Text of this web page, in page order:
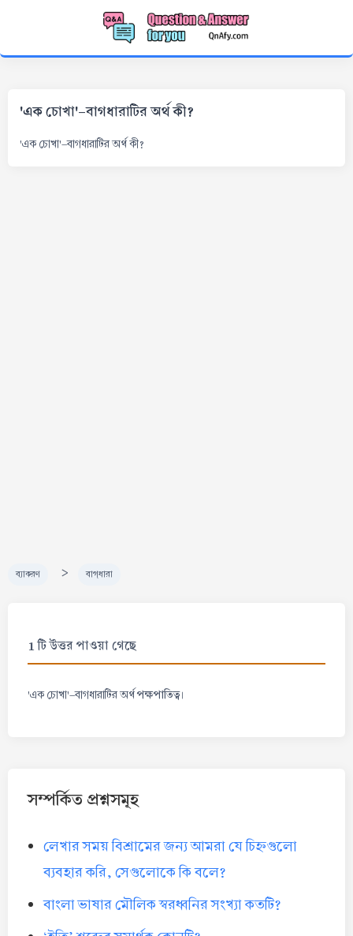
'এক চোখা'-বাগধারাটির অর্থ কী?
'এক চোখা'-বাগধারাটির অর্থ কী?
ব্যাকরণ > বাগ্‌ধারা
1 টি উত্তর পাওয়া গেছে
'এক চোখা'-বাগধারাটির অর্থপক্ষপাতিত্ব।
সম্পর্কিত প্রশ্নসমূহ
লেখার সময় বিশ্রামের জন্য আমরা যে চিহ্নগুলো
ব্যবহার করি, সেগুলোকে কি বলে?
বাংলা ভাষার মৌলিক স্বরধ্বনির সংখ্যা কতটি?